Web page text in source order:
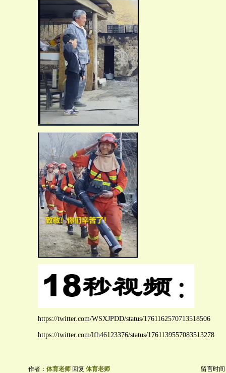
https://twitter.com/WSXJPDD/status/1761162570713518506
https://twitter.com/lfh46123376/status/1761139557083513278
作者： 体育老师 回复 体育老师 留言时间